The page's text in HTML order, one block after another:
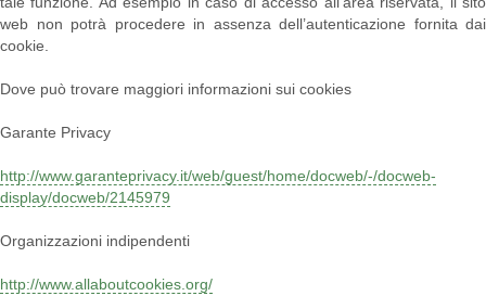
web non potrà procedere in assenza dell’autenticazione fornita dai
cookie.
Dove può trovare maggiori informazioni sui cookies
Garante Privacy
http://www.garanteprivacy.it/web/guest/home/docweb/-/docweb-
display/docweb/2145979
Organizzazioni indipendenti
http://www.allaboutcookies.org/